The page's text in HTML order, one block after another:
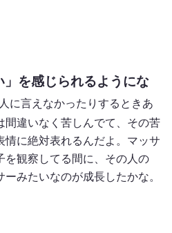
」を感じられるようにな
に言えなかったりするときあ
間違いなく苦しんでて、その苦
情に絶対表れるんだよ。マッサ
を観察してる間に、その人の
ーみたいなのが成長したかな。